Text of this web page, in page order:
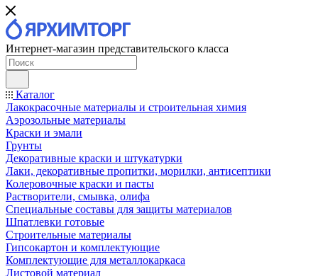
Интернет-магазин представительского класса
Каталог
Лакокрасочные материалы и строительная химия
Аэрозольные материалы
Краски и эмали
Грунты
Декоративные краски и штукатурки
Лаки, декоративные пропитки, морилки, антисептики
Колеровочные краски и пасты
Растворители, смывка, олифа
Специальные составы для защиты материалов
Шпатлевки готовые
Строительные материалы
Гипсокартон и комплектующие
Комплектующие для металлокаркаса
Листовой материал